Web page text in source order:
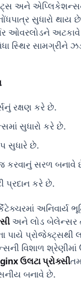
અને એપ્લિકેશન્સની
સુધારો
ઓવરલોડને
સ્થિર સામગ્રીને
રક્ષણ કરે છે.
સુધારો કરે છે.
સુધારે છે.
કરવાનું સરળ બનાવે
પ્રદાન કરે છે.
અનિવાર્ય
અને લોડ બેલેન્સર
પાયે પ્રોજેક્ટ્સથી
વિશાળ
ઉલટા પ્રોક્સી
બનાવે છે.